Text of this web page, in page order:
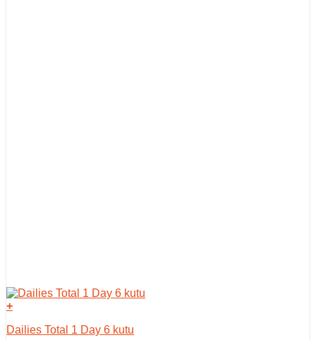
+
Dailies Total 1 Day 6 kutu